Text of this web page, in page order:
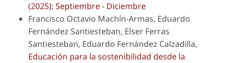
(2025): Septiembre - Diciembre
Francisco Octavio Machín-Armas, Eduardo
Fernández Santiesteban, Elser Ferras
Santiesteban, Eduardo Fernández Calzadilla,
Educación para la sostenibilidad desde la